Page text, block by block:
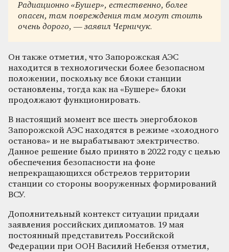
Радиационно «Бушер», естественно, более
опасен, там повреждения там могут стоить
очень дорого, — заявил Черничук.
Он также отметил, что Запорожская АЭС
находится в технологически более безопасном
положении, поскольку все блоки станции
остановлены, тогда как на «Бушере» блоки
продолжают функционировать.
В настоящий момент все шесть энергоблоков
Запорожской АЭС находятся в режиме «холодного
останова» и не вырабатывают электричество.
Данное решение было принято в 2022 году с целью
обеспечения безопасности на фоне
непрекращающихся обстрелов территории
станции со стороны вооруженных формирований
ВСУ.
Дополнительный контекст ситуации придали
заявления российских дипломатов. 19 мая
постоянный представитель Российской
Федерации при ООН Василий Небензя отметил,